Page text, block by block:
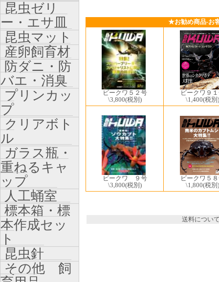
★お勧め商品-お
ビークワ５２号
\3,800(税別)
ビークワ９
\1,400(税別)
ビークワ ９号
\3,800(税別)
ビークワ５
\1,800(税別)
送料につい
昆虫ゼリ
ー・エサ皿
昆虫マット
産卵飼育材
防ダニ・防
バエ・消臭
プリンカッ
プ
クリアボト
ル
ガラス瓶・
重ねるキャ
ップ
人工蛹室
標本箱・標
本作成セッ
ト
昆虫針
その他 飼